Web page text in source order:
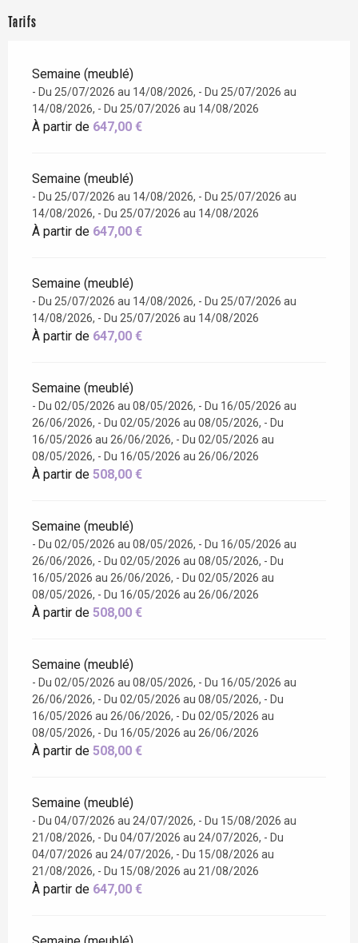
Tarifs
Semaine (meublé)
- Du 25/07/2026 au 14/08/2026, - Du 25/07/2026 au
14/08/2026, - Du 25/07/2026 au 14/08/2026
À partir de 647,00 €
Semaine (meublé)
- Du 25/07/2026 au 14/08/2026, - Du 25/07/2026 au
14/08/2026, - Du 25/07/2026 au 14/08/2026
À partir de 647,00 €
Semaine (meublé)
- Du 25/07/2026 au 14/08/2026, - Du 25/07/2026 au
14/08/2026, - Du 25/07/2026 au 14/08/2026
À partir de 647,00 €
Semaine (meublé)
- Du 02/05/2026 au 08/05/2026, - Du 16/05/2026 au
26/06/2026, - Du 02/05/2026 au 08/05/2026, - Du
16/05/2026 au 26/06/2026, - Du 02/05/2026 au
08/05/2026, - Du 16/05/2026 au 26/06/2026
À partir de 508,00 €
Semaine (meublé)
- Du 02/05/2026 au 08/05/2026, - Du 16/05/2026 au
26/06/2026, - Du 02/05/2026 au 08/05/2026, - Du
16/05/2026 au 26/06/2026, - Du 02/05/2026 au
08/05/2026, - Du 16/05/2026 au 26/06/2026
À partir de 508,00 €
Semaine (meublé)
- Du 02/05/2026 au 08/05/2026, - Du 16/05/2026 au
26/06/2026, - Du 02/05/2026 au 08/05/2026, - Du
16/05/2026 au 26/06/2026, - Du 02/05/2026 au
08/05/2026, - Du 16/05/2026 au 26/06/2026
À partir de 508,00 €
Semaine (meublé)
- Du 04/07/2026 au 24/07/2026, - Du 15/08/2026 au
21/08/2026, - Du 04/07/2026 au 24/07/2026, - Du
04/07/2026 au 24/07/2026, - Du 15/08/2026 au
21/08/2026, - Du 15/08/2026 au 21/08/2026
À partir de 647,00 €